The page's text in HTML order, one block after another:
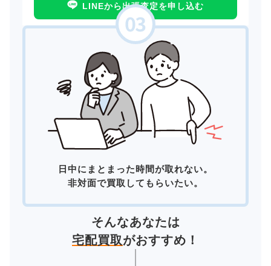
LINEから出張査定を申し込む
日中にまとまった時間が取れない。
非対面で買取してもらいたい。
そんなあなたは
宅配買取がおすすめ！